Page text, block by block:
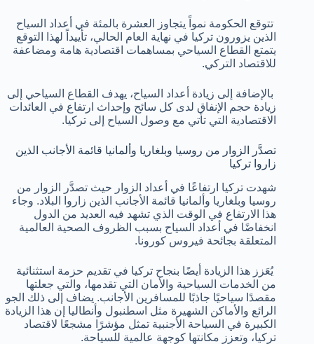
تتوقع الحكومة نمواً يتجاوز العشرة بالمئة في أعداد السياح
الذين يزورون تركيا في نهاية العام الحالي، تأييداً لهذا التوقع
يتمتع القطاع السياحي بمساهمات اقتصادية هامة ومضاعفة
للاقتصاد التركي.
بالإضافة إلى زيادة أعداد السياح، يهدف القطاع السياحي إلى
زيادة حجم الإنفاق لدى كل سائح وإحداث ارتفاع في العائدات
الاقتصادية التي تأتي مع وصول السياح إلى تركيا.
زاروا تركيا
شهدت تركيا ارتفاعًا في أعداد الزوار حيث تصدَّر الزوار من
روسيا وبلغاريا وألمانيا قائمة الأجانب الذين زاروا البلاد. وجاء
هذا الارتفاع في الوقت الذي تشهد فيه العديد من الدول
انخفاضًا في أعداد السياح بسبب الظروف الصحية العالمية
المتعلقة بجائحة فيروس كورونا.
يُعَزز هذا الزيادة أيضًا بنجاح تركيا في تقديم حزمة استثنائية
من الخدمات السياحية والأمان التي تقدمها، والتي جعلتها
مقصدًا سياحيًا جاذبًا للمسافرين الأجانب. يضاف إلى ذلك الجو
الرائع والأماكن الشهيرة مثل اسطنبول وأنطاليا إن هذا الزيادة
الكبيرة في السياحة الأجنبية تمثل مؤشرًا مشجعًا لاقتصاد
تركيا، وتعزز مكانتها كوجهة عالمية للسياحة.